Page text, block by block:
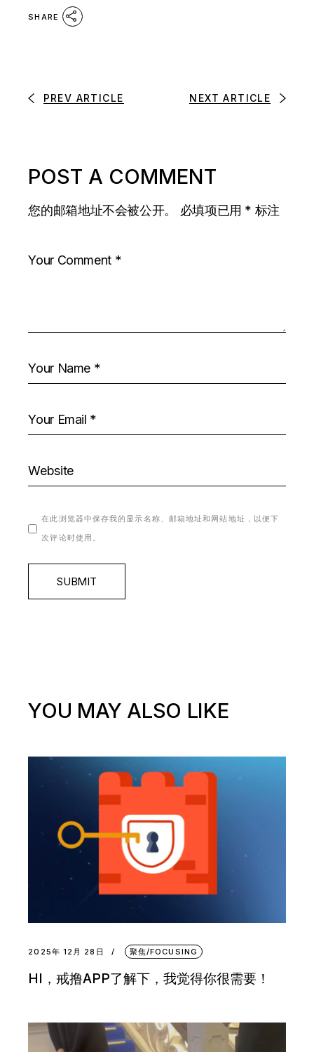
SHARE
PREV ARTICLE NEXT ARTICLE
POST A COMMENT
您的邮箱地址不会被公开。 必填项已用 * 标注
在此浏览器中保存我的显示名称、邮箱地址和网站地址，以便下
次评论时使用。
SUBMIT
YOU MAY ALSO LIKE
2025年 12月 28日 聚焦/FOCUSING
HI，戒撸APP了解下，我觉得你很需要！